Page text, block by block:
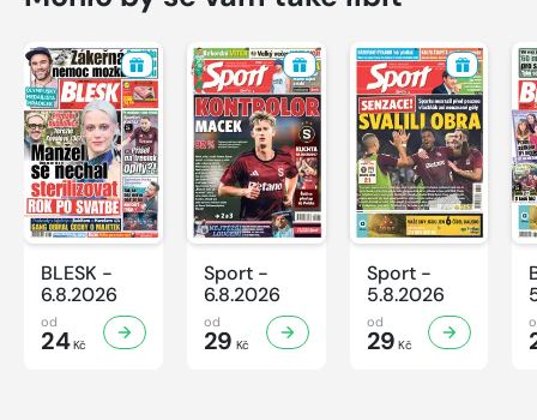
BLESK -
6.8.2026
od
24Kč
Sport -
6.8.2026
od
29 Kč
Sport -
5.8.2026
od
29 Kč